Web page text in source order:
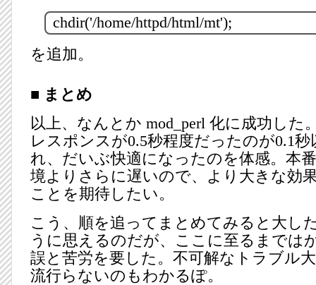
chdir('/home/httpd/html/mt');
を追加。
■ まとめ
以上、なんとか mod_perl 化に成功した
レスポンスが0.5秒程度だったのが0.1秒
れ、だいぶ快適になったのを体感。本
境よりさらに遅いので、より大きな効
ことを期待したい。
こう、順を追ってまとめてみると大し
うに思えるのだが、ここに至るまでは
誤と苦労を要した。不可解なトラブル
流行らないのもわかるぽ。